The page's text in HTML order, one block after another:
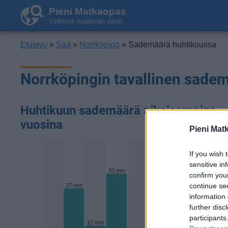
Pieni
If you wish
sensitive
confirm
continue
information
further
Pieni Matkaopas
Vinkkejä maailman ääriin
Etusivu » Sää » Norrköping » Sademäärä huhtikuussa
Norrköpingin tavallinen
Huhtikuun sademäärä aikaisempina
vuosina
27 mm
12 mm
33 mm